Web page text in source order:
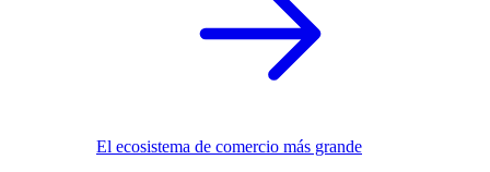
El ecosistema de comercio más grande